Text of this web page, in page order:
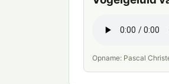
Opname: Pascal